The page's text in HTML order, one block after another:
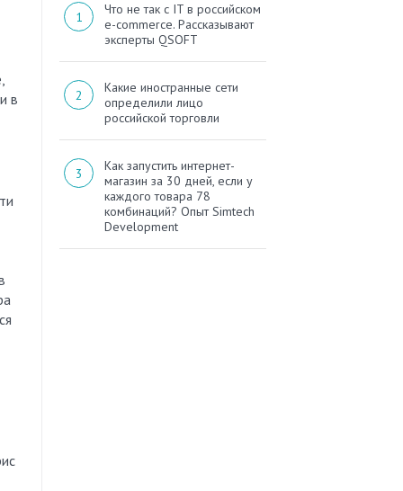
в
Что не так с IT в российском
e-commerce. Рассказывают
эксперты QSOFT
Какие иностранные сети
определили лицо
российской торговли
Как запустить интернет-
магазин за 30 дней, если у
каждого товара 78
комбинаций? Опыт Simtech
Development